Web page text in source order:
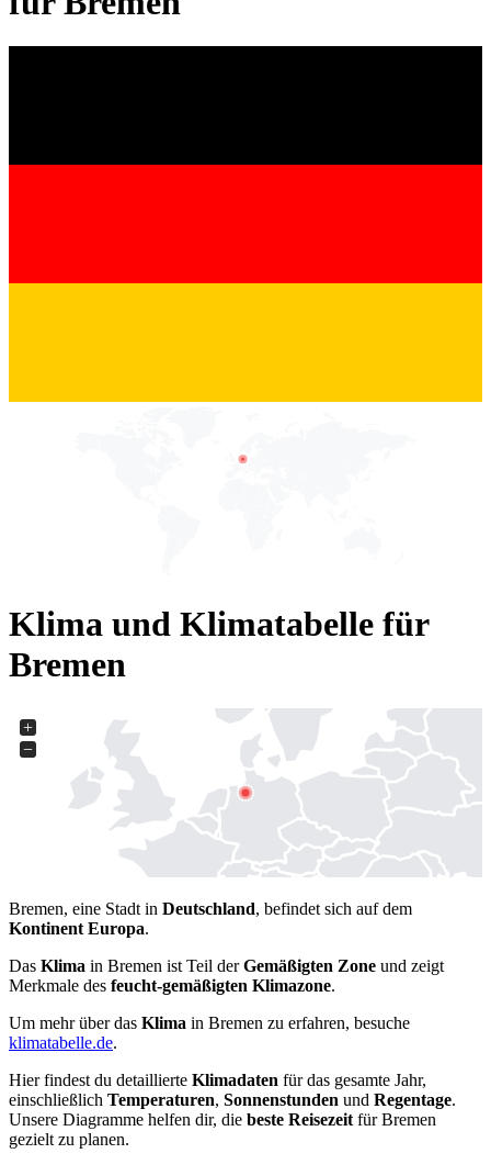
Klima und Klimatabelle für
Bremen
+
−
Bremen, eine Stadt in Deutschland, befindet sich auf dem
Kontinent Europa.
Das Klima in Bremen ist Teil derGemäßigten Zone und zeigt
Merkmale des feucht-gemäßigten Klimazone.
Um mehr über das Klima in Bremen zu erfahren, besuche
klimatabelle.de.
Hier findest du detaillierte Klimadaten für das gesamte Jahr,
einschließlich Temperaturen, Sonnenstunden und Regentage.
Unsere Diagramme helfen dir, die beste Reisezeit für Bremen
gezielt zu planen.